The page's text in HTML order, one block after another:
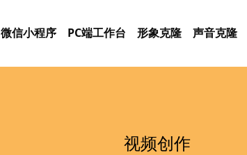
微信小程序 PC端工作台 形象克隆 声音克隆
视频创作